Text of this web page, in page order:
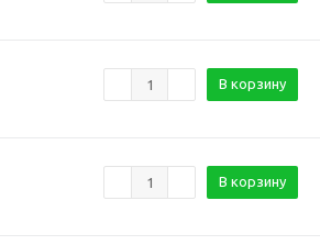
В корзину
В корзину